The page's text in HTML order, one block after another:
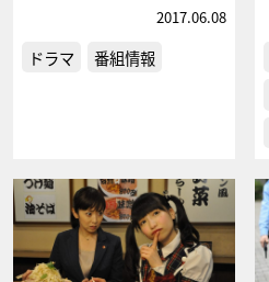
2017.06.08
ドラマ 番組情報